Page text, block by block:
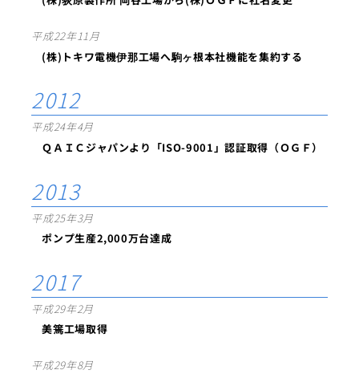
平成22年11月
(株)トキワ電機伊那工場へ駒ヶ根本社機能を集約する
2012
平成24年4月
ＱＡＩＣジャパンより「ISO-9001」認証取得（ＯＧＦ）
2013
平成25年3月
ポンプ生産2,000万台達成
2017
平成29年2月
美篶工場取得
平成29年8月